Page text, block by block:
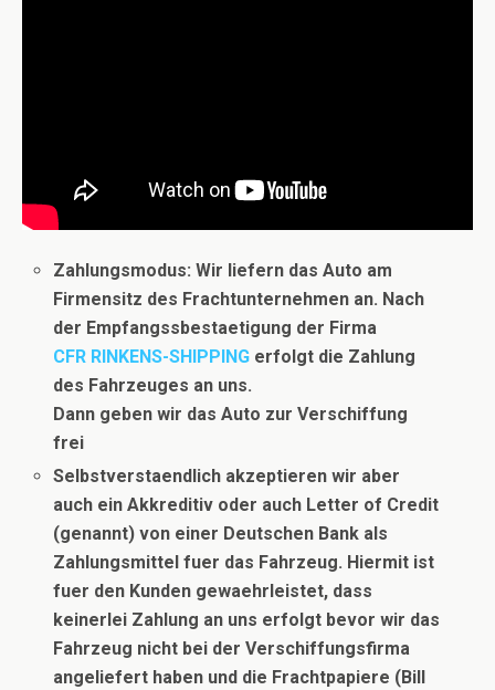
Zahlungsmodus: Wir liefern das Auto am
Firmensitz des Frachtunternehmen an. Nach
der Empfangssbestaetigung der Firma
CFR RINKENS-SHIPPING erfolgt die Zahlung
des Fahrzeuges an uns.
Dann geben wir das Auto zur Verschiffung
frei
Selbstverstaendlich akzeptieren wir aber
auch ein Akkreditiv oder auch Letter of Credit
(genannt) von einer Deutschen Bank als
Zahlungsmittel fuer das Fahrzeug. Hiermit ist
fuer den Kunden gewaehrleistet, dass
keinerlei Zahlung an uns erfolgt bevor wir das
Fahrzeug nicht bei der Verschiffungsfirma
angeliefert haben und die Frachtpapiere (Bill